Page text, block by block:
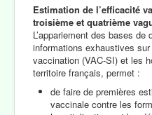
Estimation de l’efficacité
troisième et quatrième
L’appariement des bases
informations exhaustives
vaccination (VAC-SI) et les
territoire français, permet :
de faire de premières
vaccinale contre les